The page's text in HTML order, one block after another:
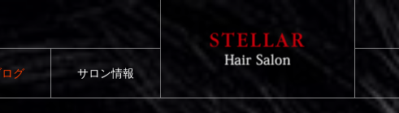
ログ サロン情報